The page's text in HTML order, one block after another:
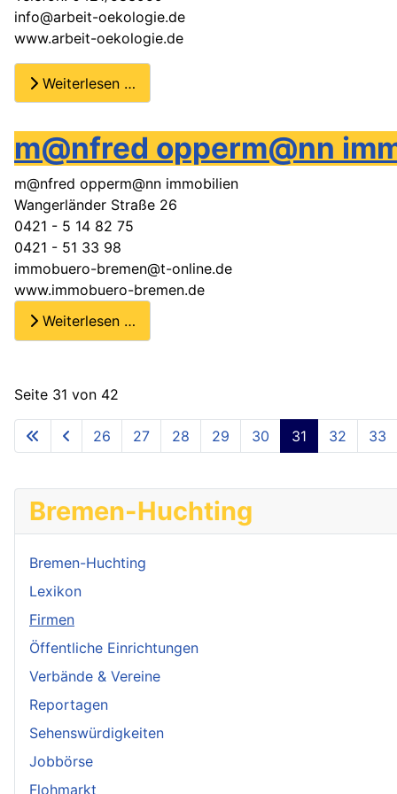
info@arbeit-oekologie.de
www.arbeit-oekologie.de
Weiterlesen …
m@nfred opperm@nn
m@nfred opperm@nn immobilien
Wangerländer Straße 26
0421 - 5 14 82 75
0421 - 51 33 98
immobuero-bremen@t-online.de
www.immobuero-bremen.de
Weiterlesen …
Seite 31 von 42
26 27 28 29 30 31 32 33
Bremen-Huchting
Bremen-Huchting
Lexikon
Firmen
Öffentliche Einrichtungen
Verbände & Vereine
Reportagen
Sehenswürdigkeiten
Jobbörse
Flohmarkt